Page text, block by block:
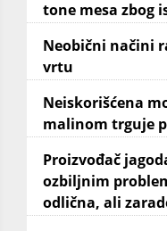
tone mesa zbog
Neobični načini
vrtu
Neiskorišćena
malinom trguje
Proizvođač
ozbiljnim
odlična, ali